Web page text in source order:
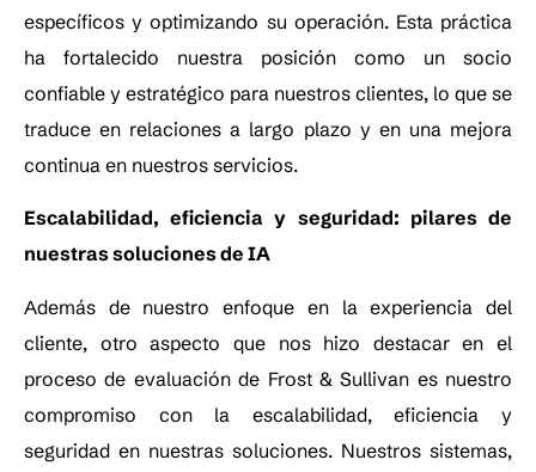
específicos y optimizando su operación. Esta práctica
ha fortalecido nuestra posición como un socio
confiable y estratégico para nuestros clientes, lo que se
traduce en relaciones a largo plazo y en una mejora
continua en nuestros servicios.
Escalabilidad, eficiencia y seguridad: pilares de
nuestras soluciones de IA
Además de nuestro enfoque en la experiencia del
cliente, otro aspecto que nos hizo destacar en el
proceso de evaluación de Frost & Sullivan es nuestro
compromiso con la escalabilidad, eficiencia y
seguridad en nuestras soluciones. Nuestros sistemas,